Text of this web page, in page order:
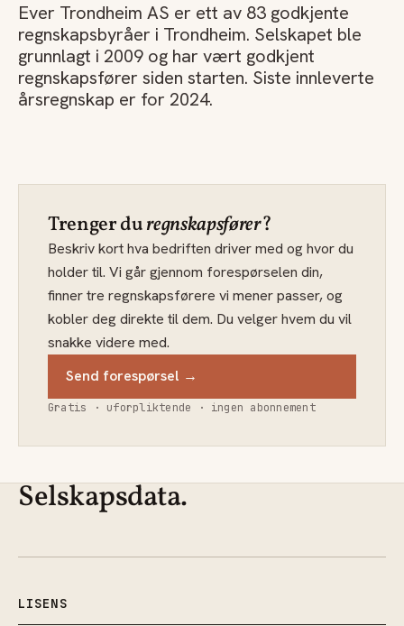
Ever Trondheim AS er ett av 83 godkjente
regnskapsbyråer i Trondheim. Selskapet ble
grunnlagt i 2009 og har vært godkjent
regnskapsfører siden starten. Siste innleverte
årsregnskap er for 2024.
Trenger duregnskapsfører?
Beskriv kort hva bedriften driver med og hvor du
holder til. Vi går gjennom forespørselen din,
finner tre regnskapsførere vi mener passer, og
kobler deg direkte til dem. Du velger hvem du vil
snakke videre med.
Send forespørsel →
Gratis · uforpliktende · ingen abonnement
Selskapsdata.
LISENS